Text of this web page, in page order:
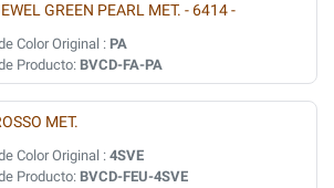
GREEN PEARL MET. - 6414 -
Color Original : PA
Producto: BVCD-FA-PA
MET.
Color Original : 4SVE
Producto: BVCD-FEU-4SVE